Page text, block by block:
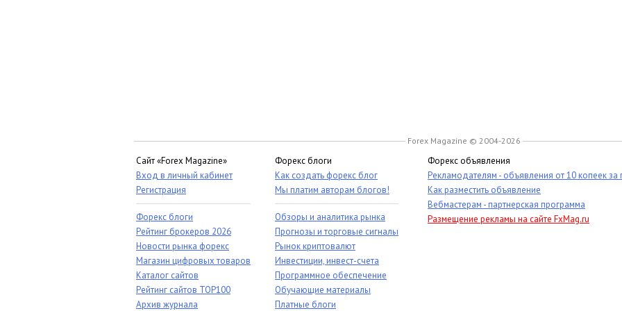
Forex Magazine © 2004-2026
Сайт «Forex Magazine»
Вход в личный кабинет
Регистрация
Форекс блоги
Рейтинг брокеров 2026
Новости рынка форекс
Магазин цифровых товаров
Каталог сайтов
Рейтинг сайтов TOP100
Архив журнала
Форекс блоги
Как создать форекс блог
Мы платим авторам блогов!
Обзоры и аналитика рынка
Прогнозы и торговые сигналы
Рынок криптовалют
Инвестиции, инвест-счета
Программное обеспечение
Обучающие материалы
Платные блоги
Форекс объявления
Рекламодателям - объявления от 10 копеек за
Как разместить объявление
Вебмастерам - партнерская программа
Размещение рекламы на сайте FxMag.ru